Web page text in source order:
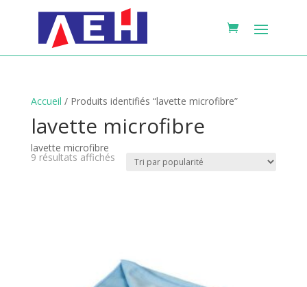
Accueil / Produits identifiés “lavette microfibre”
lavette microfibre
lavette microfibre
9 résultats affichésTrié